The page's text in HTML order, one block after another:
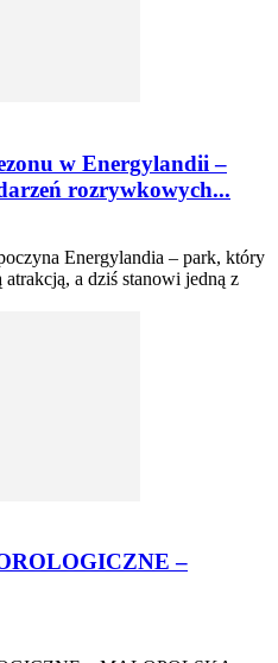
w Energylandii –
rozrywkowych...
Energylandia – park, który
a dziś stanowi jedną z
–